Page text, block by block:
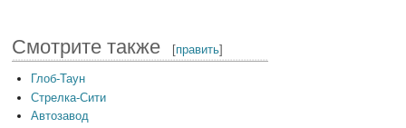
Смотрите также [править]
Глоб-Таун
Стрелка-Сити
Автозавод